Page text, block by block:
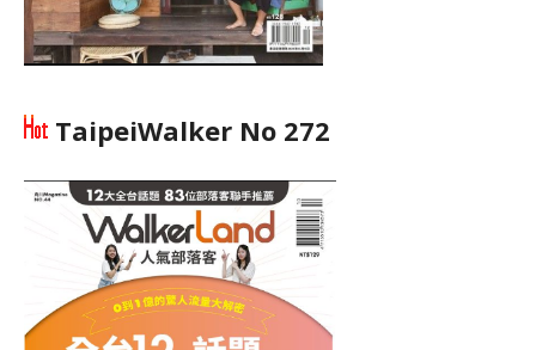
TaipeiWalker No 272